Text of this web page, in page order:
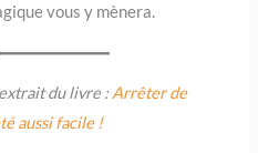
vous y mènera.
du livre :Arrêter de
aussi facile !